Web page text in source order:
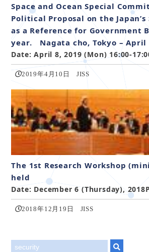
Space and Ocean Special
Political Proposal on the Japan’s
as a Reference for Government
year. Nagata cho, Tokyo – April
Date: April 8, 2019 (Mon) 16:00-
2019年4月10日 JISS
The 1st Research Workshop
held
Date: December 6 (Thursday),
2018年12月19日 JISS
title